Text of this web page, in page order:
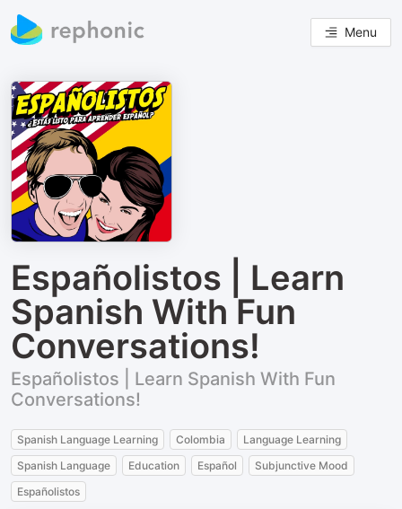
Menu
Españolistos | Learn
Spanish With Fun
Conversations!
Españolistos | Learn Spanish With Fun
Conversations!
Spanish Language Learning Colombia
Language Learning
Spanish Language
Education Español
Subjunctive Mood
Españolistos